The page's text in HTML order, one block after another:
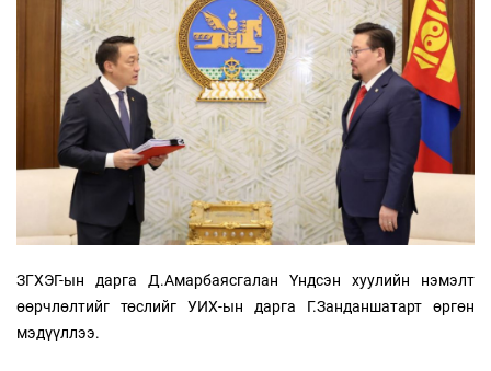
ЗГХЭГ-ын дарга Д.Амарбаясгалан Үндсэн хуулийн нэмэлт
өөрчлөлтийг төслийг УИХ-ын дарга Г.Занданшатарт өргөн
мэдүүллээ.